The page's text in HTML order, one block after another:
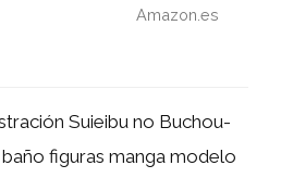
Amazon.es
Suieibu no Buchou-
figuras manga modelo